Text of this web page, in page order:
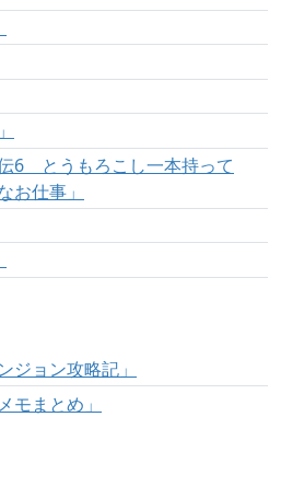
6 とうもろこし一本持って
お仕事」
ジョン攻略記」
モまとめ」